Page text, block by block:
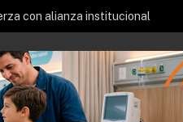
con alianza institucional